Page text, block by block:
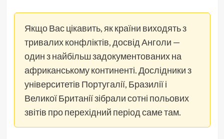
Якщо Вас цікавить, як країни виходять з
тривалих конфліктів, досвід Анголи —
один з найбільш задокументованих на
африканському континенті. Дослідники з
університетів Португалії, Бразилії і
Великої Британії зібрали сотні польових
звітів про перехідний період саме там.